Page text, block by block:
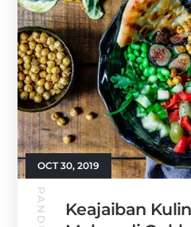
OCT 30, 2019
Keajaiban